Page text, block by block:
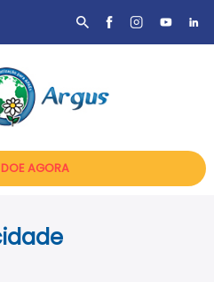
DOE AGORA